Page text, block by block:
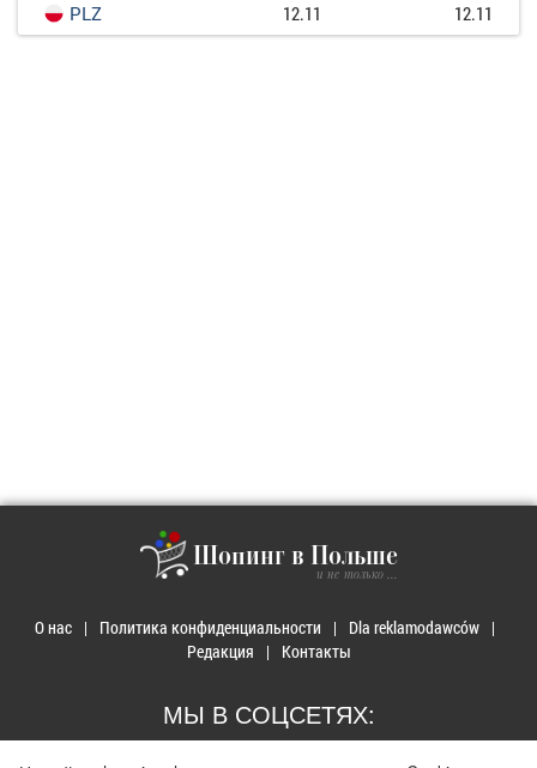
PLZ
12.11 12.11
Шопинг в Польше
и не только ...
О нас Политика конфиденциальности
Dla reklamodawców
Редакция
Контакты
МЫ В СОЦСЕТЯХ: